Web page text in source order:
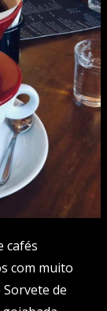
cafés
com muito
de